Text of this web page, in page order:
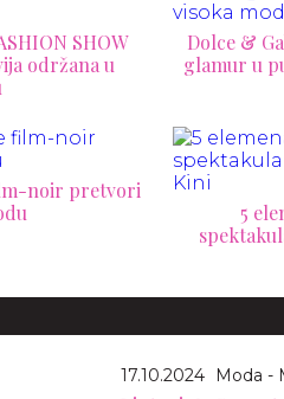
SHOW
Dolce &
glamur u
noir pretvori
5
17.10.2024 Moda -